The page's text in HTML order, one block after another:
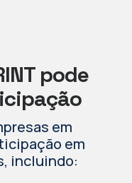
pode
em
em
incluindo: